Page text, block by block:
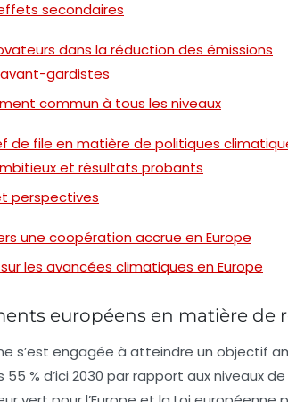
secondaires
dans la réduction des émissions
gardistes
commun à tous les niveaux
de file en matière de politiques
et résultats probants
perspectives
une coopération accrue en Europe
les avancées climatiques en Europe
européens en matière de
s’est engagée à atteindre un objectif
55 % d’ici 2030 par rapport aux niveaux